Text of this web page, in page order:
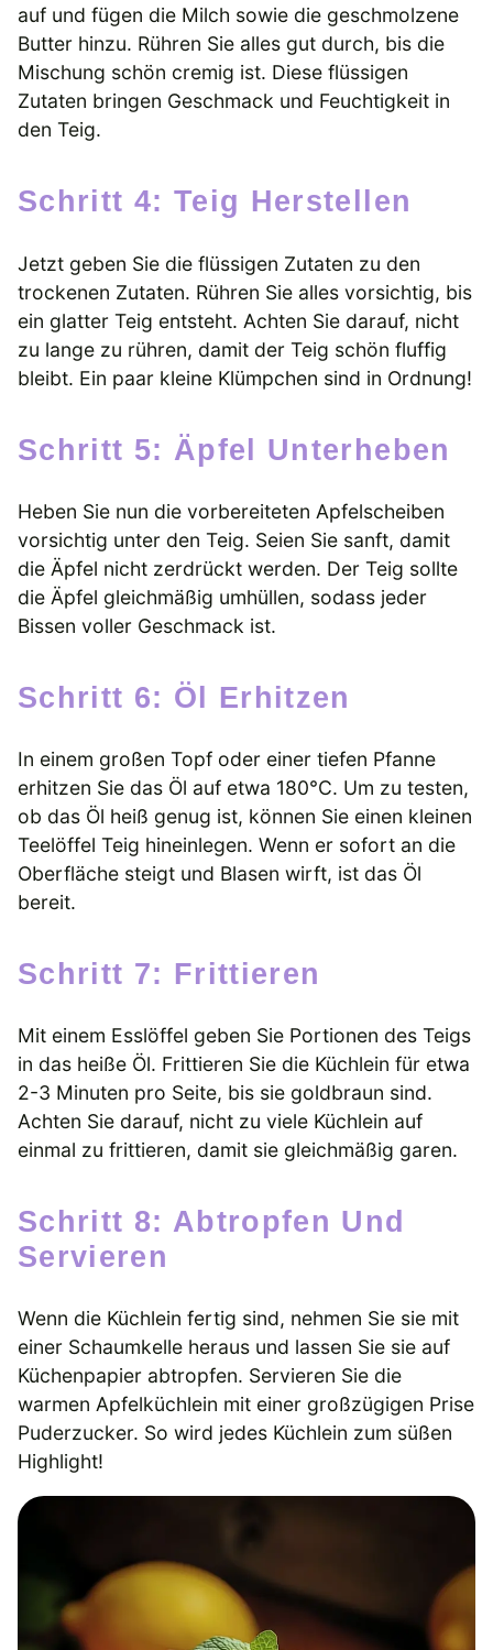
auf und fügen die Milch sowie die geschmolzene
Butter hinzu. Rühren Sie alles gut durch, bis die
Mischung schön cremig ist. Diese flüssigen
Zutaten bringen Geschmack und Feuchtigkeit in
den Teig.
Schritt 4: Teig Herstellen
Jetzt geben Sie die flüssigen Zutaten zu den
trockenen Zutaten. Rühren Sie alles vorsichtig, bis
ein glatter Teig entsteht. Achten Sie darauf, nicht
zu lange zu rühren, damit der Teig schön fluffig
bleibt. Ein paar kleine Klümpchen sind in Ordnung!
Schritt 5: Äpfel Unterheben
Heben Sie nun die vorbereiteten Apfelscheiben
vorsichtig unter den Teig. Seien Sie sanft, damit
die Äpfel nicht zerdrückt werden. Der Teig sollte
die Äpfel gleichmäßig umhüllen, sodass jeder
Bissen voller Geschmack ist.
Schritt 6: Öl Erhitzen
In einem großen Topf oder einer tiefen Pfanne
erhitzen Sie das Öl auf etwa 180°C. Um zu testen,
ob das Öl heiß genug ist, können Sie einen kleinen
Teelöffel Teig hineinlegen. Wenn er sofort an die
Oberfläche steigt und Blasen wirft, ist das Öl
bereit.
Schritt 7: Frittieren
Mit einem Esslöffel geben Sie Portionen des Teigs
in das heiße Öl. Frittieren Sie die Küchlein für etwa
2-3 Minuten pro Seite, bis sie goldbraun sind.
Achten Sie darauf, nicht zu viele Küchlein auf
einmal zu frittieren, damit sie gleichmäßig garen.
Schritt 8: Abtropfen Und
Servieren
Wenn die Küchlein fertig sind, nehmen Sie sie mit
einer Schaumkelle heraus und lassen Sie sie auf
Küchenpapier abtropfen. Servieren Sie die
warmen Apfelküchlein mit einer großzügigen Prise
Puderzucker. So wird jedes Küchlein zum süßen
Highlight!